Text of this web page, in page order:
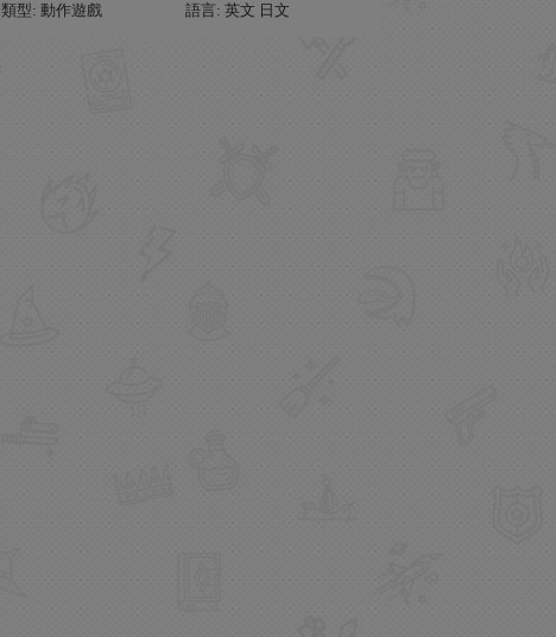
類型: 動作遊戲
語言: 英文 日文